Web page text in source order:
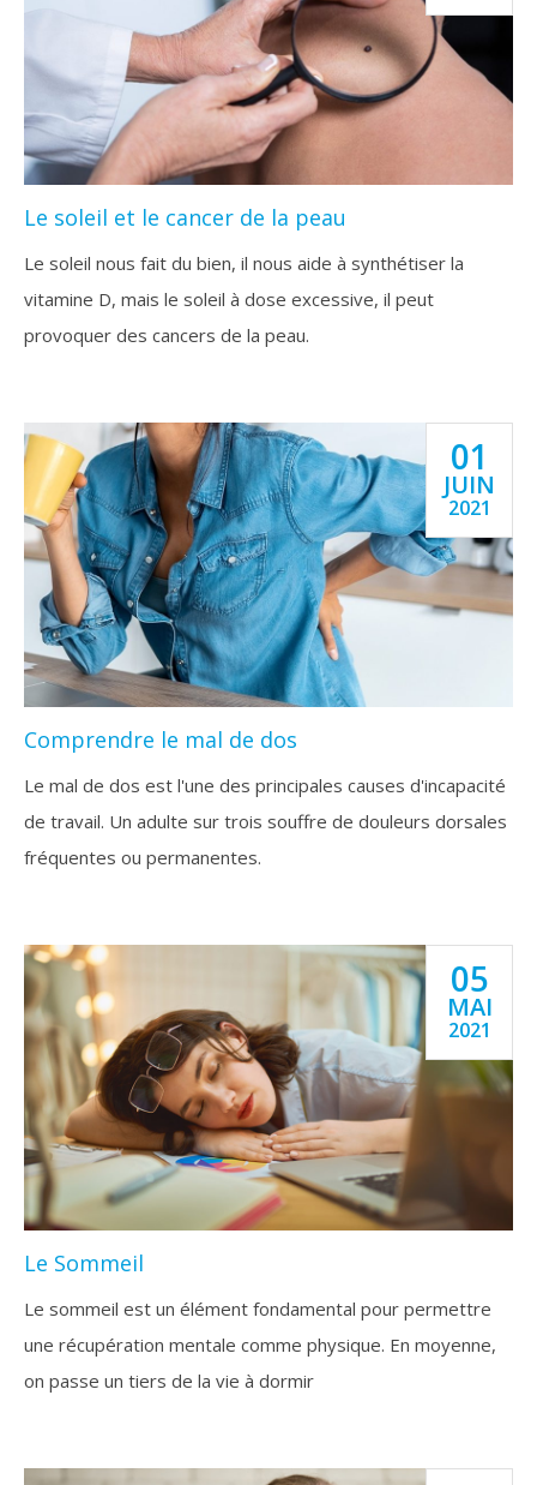
Le soleil et le cancer de la peau
Le soleil nous fait du bien, il nous aide à synthétiser la
vitamine D, mais le soleil à dose excessive, il peut
provoquer des cancers de la peau.
01
JUIN
2021
Comprendre le mal de dos
Le mal de dos est l'une des principales causes d'incapacité
de travail. Un adulte sur trois souffre de douleurs dorsales
fréquentes ou permanentes.
05
MAI
2021
Le Sommeil
Le sommeil est un élément fondamental pour permettre
une récupération mentale comme physique. En moyenne,
on passe un tiers de la vie à dormir